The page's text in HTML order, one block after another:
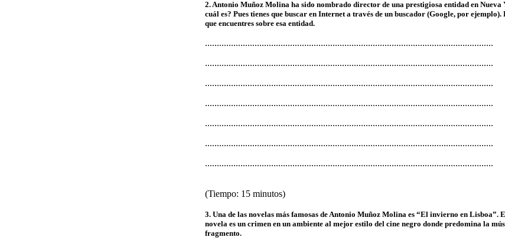
2. Antonio Muñoz Molina ha sido nombrado director de una prestigiosa entidad en
cuál es? Pues tienes que buscar en Internet a través de un buscador (Google, por
que encuentres sobre esa entidad.
..........................................................................................................................
..........................................................................................................................
..........................................................................................................................
..........................................................................................................................
..........................................................................................................................
..........................................................................................................................
..........................................................................................................................
(Tiempo: 15 minutos)
3. Una de las novelas más famosas de Antonio Muñoz Molina es “El invierno en Lisboa”.
novela es un crimen en un ambiente al mejor estilo del cine negro donde predomina la
fragmento.